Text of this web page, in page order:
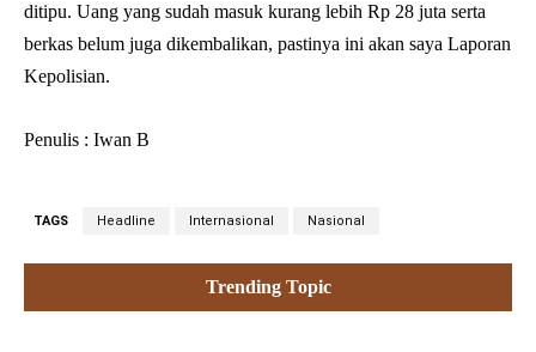
ditipu. Uang yang sudah masuk kurang lebih Rp 28 juta serta
berkas belum juga dikembalikan, pastinya ini akan saya Laporan
Kepolisian.
Penulis : Iwan B
TAGS Headline Internasional Nasional
Trending Topic